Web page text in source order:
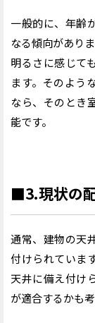
一般的に、年齢
なる傾向があり
明るさに感じて
ます。そのよう
なら、そのとき
能です。
■3.現状の
通常、建物の天
付けられていま
天井に備え付け
が適合するかも